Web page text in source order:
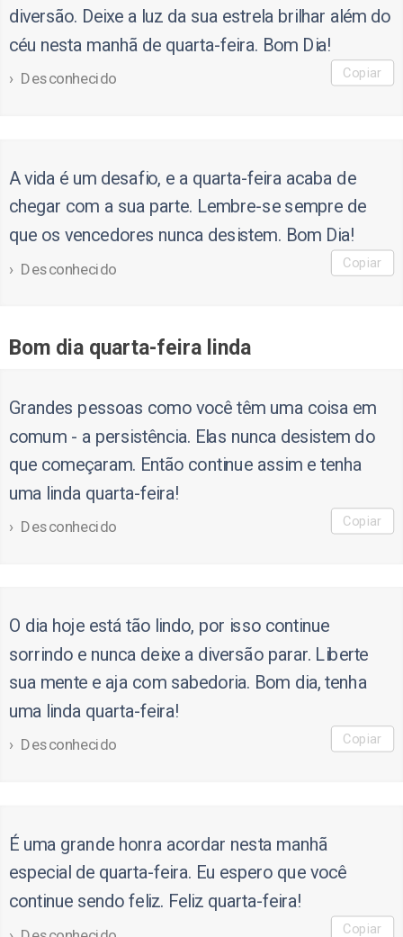
diversão. Deixe a luz da sua estrela brilhar além do
céu nesta manhã de quarta-feira. Bom Dia!
Desconhecido Copiar
A vida é um desafio, e a quarta-feira acaba de
chegar com a sua parte. Lembre-se sempre de
que os vencedores nunca desistem. Bom Dia!
Desconhecido Copiar
Bom dia quarta-feira linda
Grandes pessoas como você têm uma coisa em
comum - a persistência. Elas nunca desistem do
que começaram. Então continue assim e tenha
uma linda quarta-feira!
Desconhecido Copiar
O dia hoje está tão lindo, por isso continue
sorrindo e nunca deixe a diversão parar. Liberte
sua mente e aja com sabedoria. Bom dia, tenha
uma linda quarta-feira!
Desconhecido Copiar
É uma grande honra acordar nesta manhã
especial de quarta-feira. Eu espero que você
continue sendo feliz. Feliz quarta-feira!
Copiar